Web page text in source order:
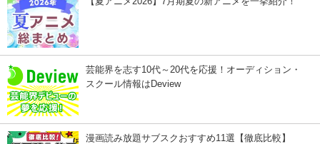
芸能界を志す10代～20代を応援！オーディション・
スクール情報はDeview
漫画読み放題サブスクおすすめ11選【徹底比較】